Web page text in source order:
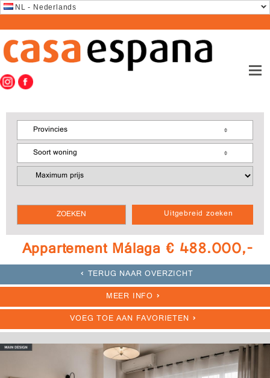
NL - Nederlands
Uitgebreid zoeken
Provincies
Soort woning
Appartement Málaga € 488.000,-
TERUG NAAR OVERZICHT
MEER INFO
VOEG TOE AAN FAVORIETEN